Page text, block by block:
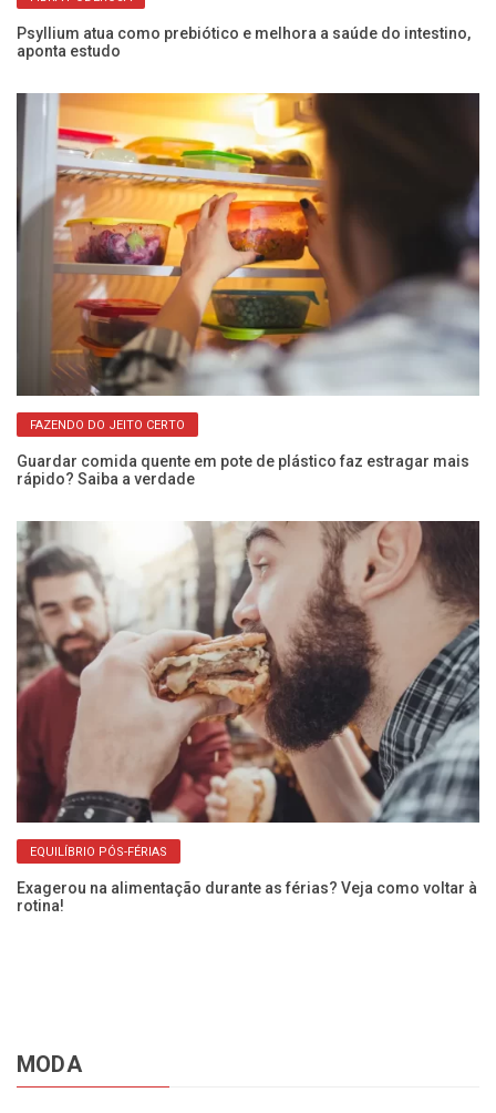
Psyllium atua como prebiótico e melhora a saúde do intestino,
aponta estudo
FAZENDO DO JEITO CERTO
Guardar comida quente em pote de plástico faz estragar mais
rápido? Saiba a verdade
EQUILÍBRIO PÓS-FÉRIAS
Exagerou na alimentação durante as férias? Veja como voltar à
rotina!
MODA